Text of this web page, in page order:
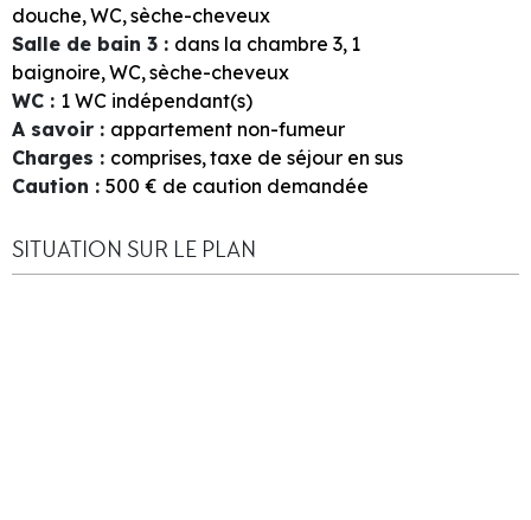
douche WC sèche-cheveux
Salle de bain 3 : dans la chambre 3 1
baignoire WC sèche-cheveux
WC : 1 WC indépendant(s)
A savoir : appartement non-fumeur
Charges : comprises taxe de séjour en sus
Caution : 500 € de caution demandée
SITUATION SUR LE PLAN